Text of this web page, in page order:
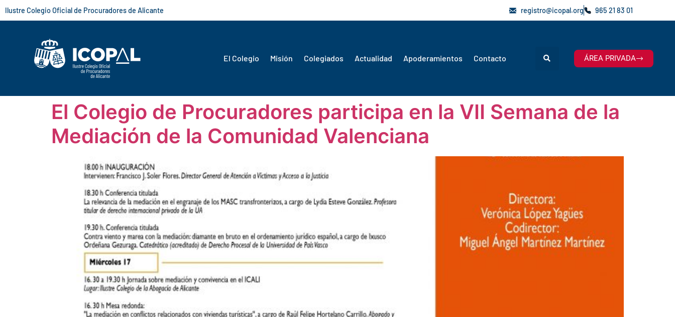
Ilustre Colegio Oficial de Procuradores de Alicante registro@icopal.org 965 21 83 01
El Colegio Misión Colegiados Actualidad Apoderamientos Contacto ÁREA PRIVADA
El Colegio de Procuradores participa en la VII Semana de la
Mediación de la Comunidad Valenciana